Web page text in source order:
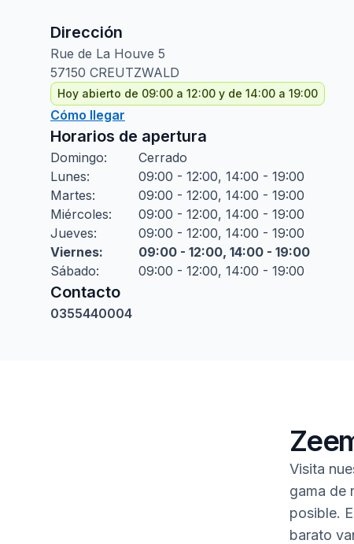
Dirección
Rue de La Houve 5
57150 CREUTZWALD
Hoy abierto de 09:00 a 12:00 y de 14:00 a 19:00
Cómo llegar
Horarios de apertura
Domingo:
Cerrado
Lunes:
09:00 - 12:00, 14:00 - 19:00
Martes:
09:00 - 12:00, 14:00 - 19:00
Miércoles:
09:00 - 12:00, 14:00 - 19:00
Jueves:
09:00 - 12:00, 14:00 - 19:00
Viernes:
09:00 - 12:00, 14:00 - 19:00
Sábado: 09:00 - 12:00, 14:00 - 19:00
Contacto
0355440004
Visita
gama de
posible.
barato